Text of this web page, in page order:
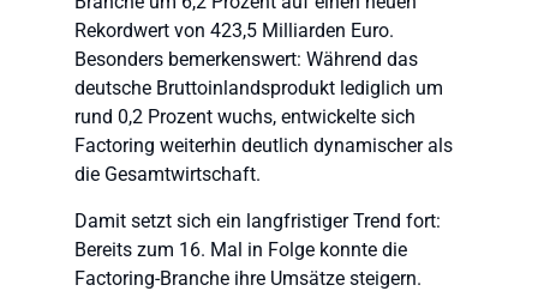
Rekordwert von 423,5 Milliarden Euro.
Besonders bemerkenswert: Während das
deutsche Bruttoinlandsprodukt lediglich um
rund 0,2 Prozent wuchs, entwickelte sich
Factoring weiterhin deutlich dynamischer als
die Gesamtwirtschaft.
Damit setzt sich ein langfristiger Trend fort:
Bereits zum 16. Mal in Folge konnte die
Factoring-Branche ihre Umsätze steigern.